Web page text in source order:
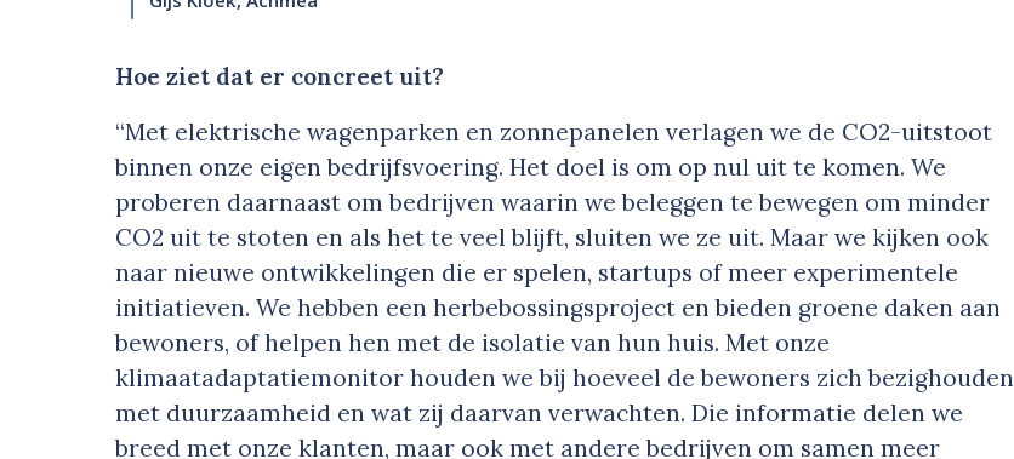
Hoe ziet dat er concreet uit?
“Met elektrische wagenparken en zonnepanelen verlagen we de CO2-uitstoot
binnen onze eigen bedrijfsvoering. Het doel is om op nul uit te komen. We
proberen daarnaast om bedrijven waarin we beleggen te bewegen om minder
CO2 uit te stoten en als het te veel blijft, sluiten we ze uit. Maar we kijken ook
naar nieuwe ontwikkelingen die er spelen, startups of meer experimentele
initiatieven. We hebben een herbebossingsproject en bieden groene daken aan
bewoners, of helpen hen met de isolatie van hun huis. Met onze
klimaatadaptatiemonitor houden we bij hoeveel de bewoners zich bezighouden
met duurzaamheid en wat zij daarvan verwachten. Die informatie delen we
breed met onze klanten, maar ook met andere bedrijven om samen meer